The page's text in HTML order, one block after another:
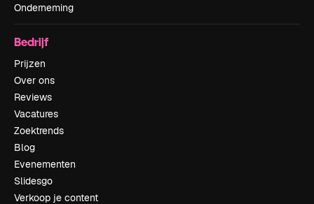
Onderneming
Bedrijf
Prijzen
Over ons
Reviews
Vacatures
Zoektrends
Blog
Evenementen
Slidesgo
Verkoop je content